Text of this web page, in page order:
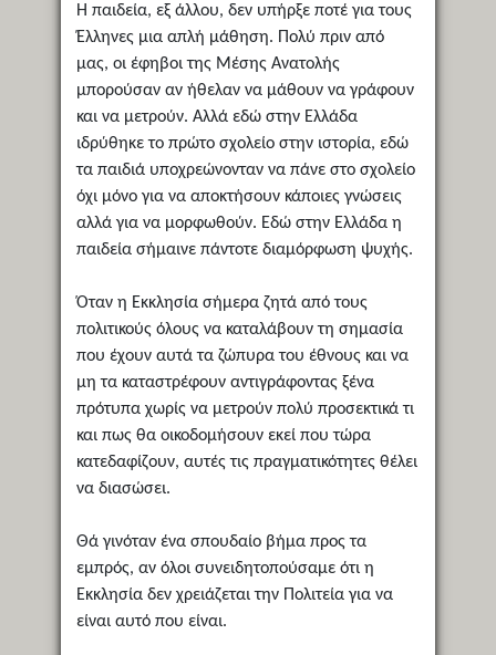
Η παιδεία, εξ άλλου, δεν υπήρξε ποτέ για τους
Έλληνες μια απλή μάθηση. Πολύ πριν από
μας, οι έφηβοι της Μέσης Ανατολής
μπορούσαν αν ήθελαν να μάθουν να γράφουν
και να μετρούν. Αλλά εδώ στην Ελλάδα
ιδρύθηκε το πρώτο σχολείο στην ιστορία, εδώ
τα παιδιά υποχρεώνονταν να πάνε στο σχολείο
όχι μόνο για να αποκτήσουν κάποιες γνώσεις
αλλά για να μορφωθούν. Εδώ στην Ελλάδα η
παιδεία σήμαινε πάντοτε διαμόρφωση ψυχής.
Όταν η Εκκλησία σήμερα ζητά από τους
πολιτικούς όλους να καταλάβουν τη σημασία
που έχουν αυτά τα ζώπυρα του έθνους και να
μη τα καταστρέφουν αντιγράφοντας ξένα
πρότυπα χωρίς να μετρούν πολύ προσεκτικά τι
και πως θα οικοδομήσουν εκεί που τώρα
κατεδαφίζουν, αυτές τις πραγματικότητες θέλει
να διασώσει.
Θά γινόταν ένα σπουδαίο βήμα προς τα
εμπρός, αν όλοι συνειδητοπούσαμε ότι η
Εκκλησία δεν χρειάζεται την Πολιτεία για να
είναι αυτό που είναι.